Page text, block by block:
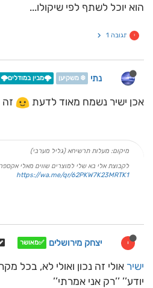
הוא יוכל לשתף לפי שיקולו...
י תגובה 1
נתי ❄️ משקיען 🌩️מבין במודלים🌩️
אכן ישיר נשמח מאוד לדעת זה
מיקום: מעלות תרשיחא (גליל מערבי)
לקבוצת אלי בא שלי למוצרים שווים מאלי
https://wa.me/qr/62PKW7K23MRTK1
י יצחק מירושלים ✅מאושר
ישיר אולי זה נכון ואולי לא, בכל
יודע’’ ’’רק אני אמרתי’’